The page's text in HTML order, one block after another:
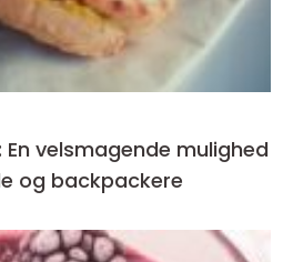
velsmagende mulighed
og backpackere